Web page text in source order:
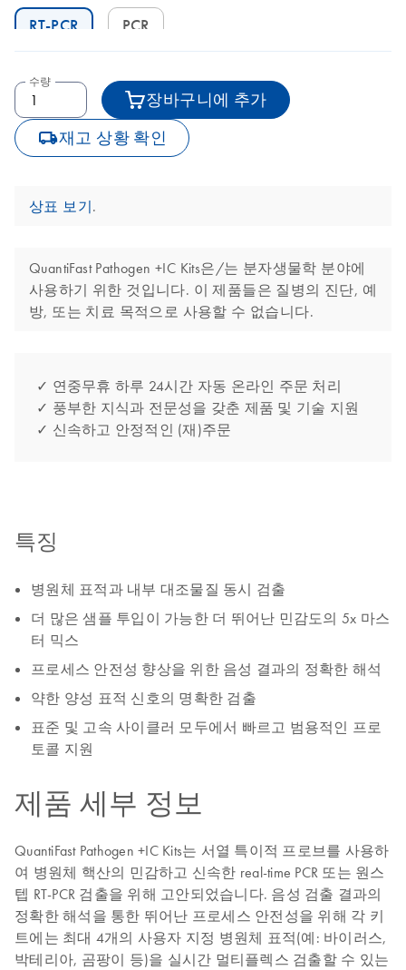
RT-PCR PCR
수량
장바구니에 추가
icon_0062_deliver-s 재고 상황 확인
상표 보기.
QuantiFast Pathogen +IC Kits은/는 분자생물학 분야에
사용하기 위한 것입니다. 이 제품들은 질병의 진단, 예
방, 또는 치료 목적으로 사용할 수 없습니다.
✓ 연중무휴 하루 24시간 자동 온라인 주문 처리
✓ 풍부한 지식과 전문성을 갖춘 제품 및 기술 지원
✓ 신속하고 안정적인 (재)주문
특징
병원체 표적과 내부 대조물질 동시 검출
더 많은 샘플 투입이 가능한 더 뛰어난 민감도의 5x 마스
터 믹스
프로세스 안전성 향상을 위한 음성 결과의 정확한 해석
약한 양성 표적 신호의 명확한 검출
표준 및 고속 사이클러 모두에서 빠르고 범용적인 프로
토콜 지원
제품 세부 정보
QuantiFast Pathogen +IC Kits는 서열 특이적 프로브를 사용하
여 병원체 핵산의 민감하고 신속한 real-time PCR 또는 원스
텝 RT-PCR 검출을 위해 고안되었습니다. 음성 검출 결과의
정확한 해석을 통한 뛰어난 프로세스 안전성을 위해 각 키
트에는 최대 4개의 사용자 지정 병원체 표적(예: 바이러스,
박테리아, 곰팡이 등)을 실시간 멀티플렉스 검출할 수 있는